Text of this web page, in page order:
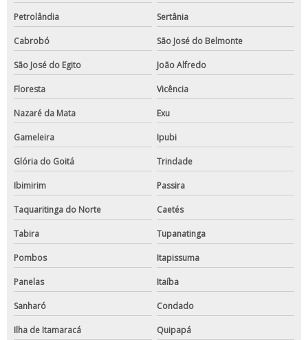
Petrolândia Sertânia
Cabrobó São José do Belmonte
São José do Egito João Alfredo
Floresta Vicência
Nazaré da Mata Exu
Gameleira Ipubi
Glória do Goitá Trindade
Ibimirim Passira
Taquaritinga do Norte Caetés
Tabira Tupanatinga
Pombos Itapissuma
Panelas Itaíba
Sanharó Condado
Ilha de Itamaracá Quipapá